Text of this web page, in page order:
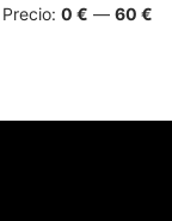
Precio: 0 € — 60 €